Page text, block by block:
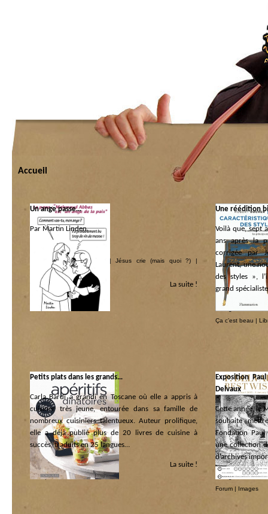
Accueil
Un ange passe…
Par Martin Linden.
Catégorie :
Guéguerres pas pépères
|Jésus crie (mais quoi ?) |
Politique internationale
La suite !
Une réédition
Voilà que, sept
ans après la
corrigée par
Laurent, une
des styles »,
grand
Catégorie :
Ça c’est beau |
Petits plats dans les grands…
Carla Bardi a grandi en Toscane où elle a appris à
cuisiner très jeune, entourée dans sa famille de
nombreux cuisiniers talentueux. Auteur prolifique,
elle a déjà publié plus de 20 livres de cuisine à
succès, traduits en 25 langues…
Catégorie :
Kilos|Libri
La suite !
Exposition
Delvaux
Cette année, le
souhaite
Fondation Paul
une collection
d’archives
Catégorie :
Forum | Images